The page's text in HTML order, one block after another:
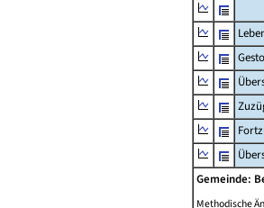
Gemeinde:
Methodische